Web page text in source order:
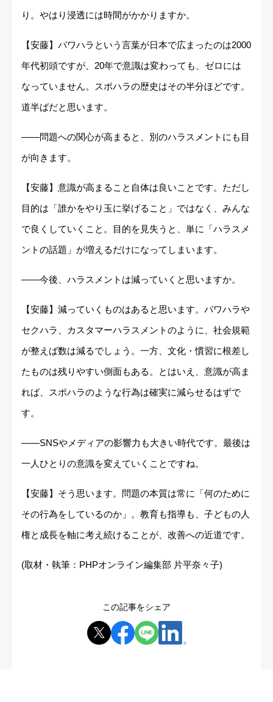
り。やはり浸透には時間がかかりますか。
【安藤】パワハラという言葉が日本で広まったのは2000
年代初頭ですが、20年で意識は変わっても、ゼロには
なっていません。スポハラの歴史はその半分ほどです。
道半ばだと思います。
――問題への関心が高まると、別のハラスメントにも目
が向きます。
【安藤】意識が高まること自体は良いことです。ただし
目的は「誰かをやり玉に挙げること」ではなく、みんな
で良くしていくこと。目的を見失うと、単に「ハラスメ
ントの話題」が増えるだけになってしまいます。
――今後、ハラスメントは減っていくと思いますか。
【安藤】減っていくものはあると思います。パワハラや
セクハラ、カスタマーハラスメントのように、社会規範
が整えば数は減るでしょう。一方、文化・慣習に根差し
たものは残りやすい側面もある。とはいえ、意識が高ま
れば、スポハラのような行為は確実に減らせるはずで
す。
――SNSやメディアの影響力も大きい時代です。最後は
一人ひとりの意識を変えていくことですね。
【安藤】そう思います。問題の本質は常に「何のために
その行為をしているのか」。教育も指導も、子どもの人
権と成長を軸に考え続けることが、改善への近道です。
(取材・執筆：PHPオンライン編集部 片平奈々子)
この記事をシェア